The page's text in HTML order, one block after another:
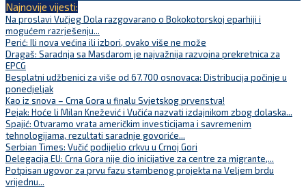
Najnovije vijesti:
Na proslavi Vučjeg Dola razgovarano o Bokokotorskoj eparhiji i
mogućem razrješenju...
Perić: Ili nova većina ili izbori, ovako više ne može
Dragaš: Saradnja sa Masdarom je najvažnija razvojna prekretnica za
EPCG
Besplatni udžbenici za više od 67.700 osnovaca: Distribucija počinje u
ponedjeljak
Kao iz snova – Crna Gora u finalu Svjetskog prvenstva!
Pejak: Hoće li Milan Knežević i Vučića nazvati izdajnikom zbog dolaska...
Spajić: Otvaramo vrata američkim investicijama i savremenim
tehnologijama, rezultati saradnje govoriće...
Serbian Times: Vučić podijelio crkvu u Crnoj Gori
Delegacija EU: Crna Gora nije dio inicijative za centre za migrante,...
Potpisan ugovor za prvu fazu stambenog projekta na Veljem brdu
vrijednu...